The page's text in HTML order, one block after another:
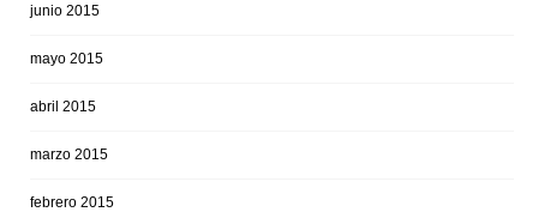
junio 2015
mayo 2015
abril 2015
marzo 2015
febrero 2015